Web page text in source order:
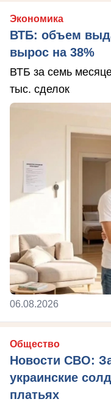
Экономика
ВТБ: объем
вырос на 38%
ВТБ за семь
тыс. сделок
06.08.2026
Общество
Новости СВО:
украинские
платьях